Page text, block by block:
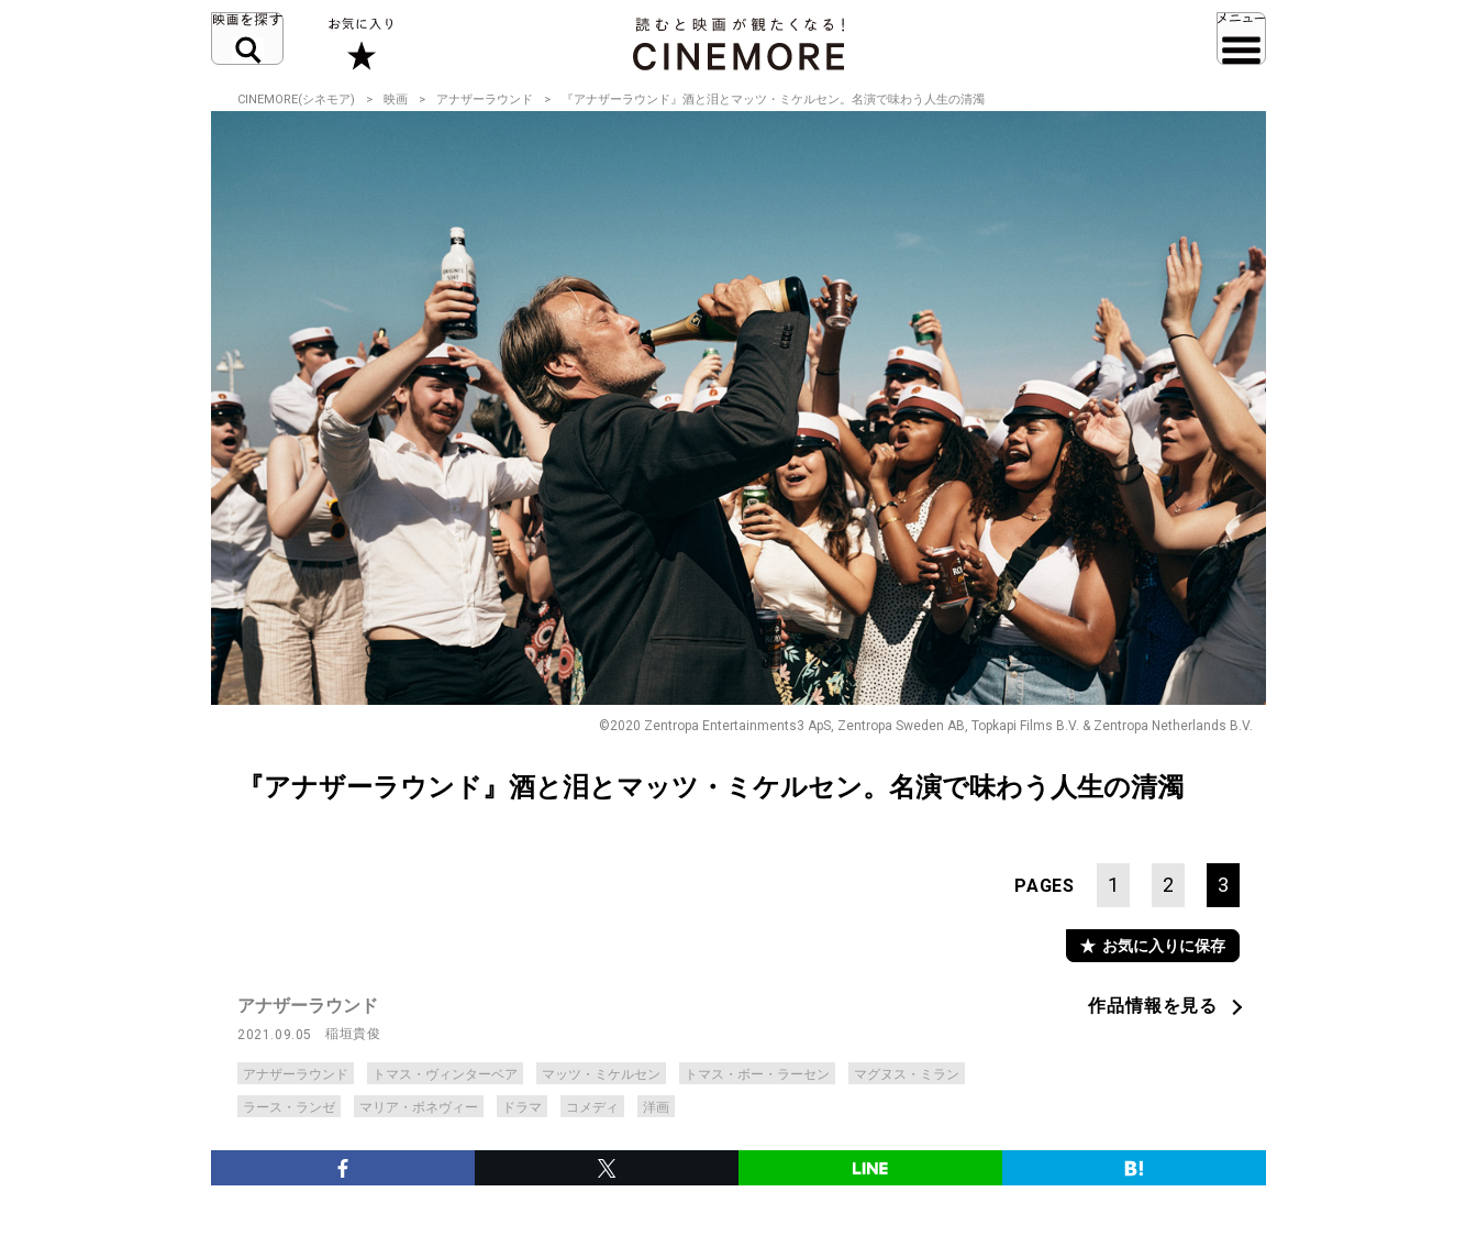
CINEMORE(シネモア) 映画 アナザーラウンド 『アナザーラウンド』酒と泪とマッツ・ミケルセン。名演で味わう人生の清濁
©2020 Zentropa Entertainments3 ApS, Zentropa Sweden AB, Topkapi Films B.V. & Zentropa Netherlands B.V.
『アナザーラウンド』酒と泪とマッツ・ミケルセン。名演で味わう人生の清濁
PAGES 1 2 3
お気に入りに保存
アナザーラウンド
2021.09.05 稲垣貴俊
アナザーラウンド トマス・ヴィンターベア マッツ・ミケルセン トマス・ボー・ラーセン マグヌス・ミラン
ラース・ランゼ マリア・ボネヴィー ドラマ コメディ 洋画
作品情報を見る